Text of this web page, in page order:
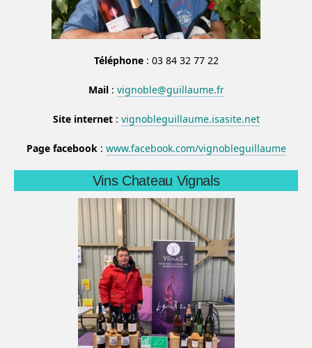
Téléphone: 03 84 32 77 22
Mail: vignoble@guillaume.fr
Site internet: vignobleguillaume.isasite.net
Page facebook: www.facebook.com/vignobleguillaume
Vins Chateau Vignals